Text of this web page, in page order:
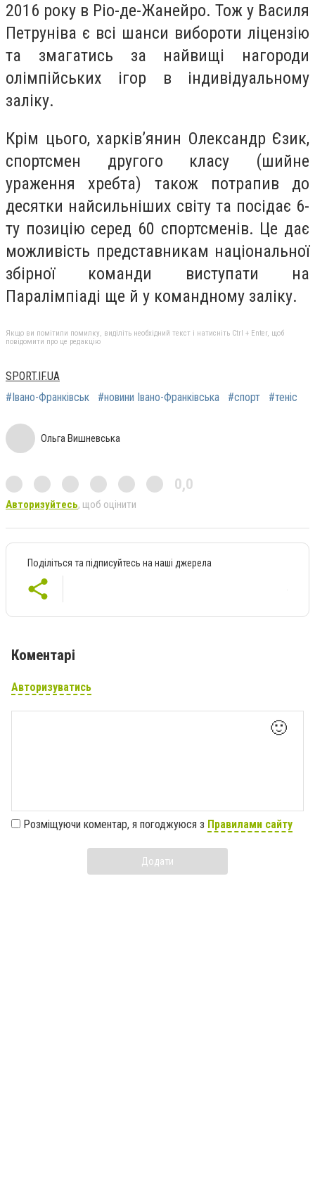
2016 року в Ріо-де-Жанейро. Тож у Василя
Петруніва є всі шанси вибороти ліцензію
та змагатись за найвищі нагороди
олімпійських ігор в індивідуальному
заліку.
Крім цього, харків’янин Олександр Єзик,
спортсмен другого класу (шийне
ураження хребта) також потрапив до
десятки найсильніших світу та посідає 6-
ту позицію серед 60 спортсменів. Це дає
можливість представникам національної
збірної команди виступати на
Паралімпіаді ще й у командному заліку.
Якщо ви помітили помилку, виділіть необхідний текст і натисніть Ctrl + Enter, щоб
повідомити про це редакцію
SPORT.IF.UA
#Івано-Франківськ
#новини Івано-Франківська #спорт #теніс
Ольга Вишневська
0,0
Авторизуйтесь, щоб оцінити
Поділіться та підписуйтесь на наші джерела
Коментарі
Авторизуватись
🙂
Розміщуючи коментар, я погоджуюся з Правилами сайту
Додати